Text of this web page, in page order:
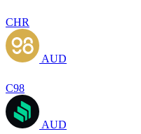
CHR
AUD
C98
AUD